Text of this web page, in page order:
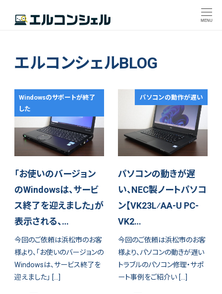
MENU
エルコンシェルBLOG
Windowsのサポートが終了
した
「お使いのバージョン
のWindowsは、サービ
ス終了を迎えました」が
表示される、…
今回のご依頼は浜松市のお客
様より、「お使いのバージョンの
Windowsは、サービス終了を
迎えました」 […]
パソコンの動作が遅い
パソコンの動きが遅
い、NEC製ノートパソコ
ン【VK23L⁄AA-U PC-
VK2…
今回のご依頼は浜松市のお客
様より、パソコンの動きが遅い
トラブルのパソコン修理・サポ
ート事例をご紹介い […]